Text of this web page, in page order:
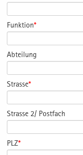
Funktion*
Abteilung
Strasse*
Strasse 2/ Postfach
PLZ*